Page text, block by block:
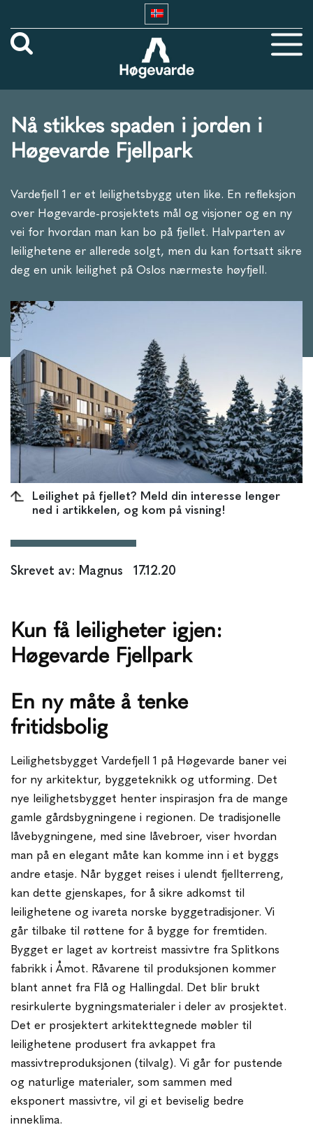
Nå stikkes spaden i jorden i
Høgevarde Fjellpark
Vardefjell 1 er et leilighetsbygg uten like. En refleksjon
over Høgevarde-prosjektets mål og visjoner og en ny
vei for hvordan man kan bo på fjellet. Halvparten av
leilighetene er allerede solgt, men du kan fortsatt sikre
deg en unik leilighet på Oslos nærmeste høyfjell.
Leilighet på fjellet? Meld din interesse lenger
ned i artikkelen, og kom på visning!
Skrevet av: Magnus 17.12.20
Kun få leiligheter igjen:
Høgevarde Fjellpark
En ny måte å tenke
fritidsbolig
Leilighetsbygget Vardefjell 1 på Høgevarde baner vei
for ny arkitektur, byggeteknikk og utforming. Det
nye leilighetsbygget henter inspirasjon fra de mange
gamle gårdsbygningene i regionen. De tradisjonelle
låvebygningene, med sine låvebroer, viser hvordan
man på en elegant måte kan komme inn i et byggs
andre etasje. Når bygget reises i ulendt fjellterreng,
kan dette gjenskapes, for å sikre adkomst til
leilighetene og ivareta norske byggetradisjoner. Vi
går tilbake til røttene for å bygge for fremtiden.
Bygget er laget av kortreist massivtre fra Splitkons
fabrikk i Åmot. Råvarene til produksjonen kommer
blant annet fra Flå og Hallingdal. Det blir brukt
resirkulerte bygningsmaterialer i deler av prosjektet.
Det er prosjektert arkitekttegnede møbler til
leilighetene produsert fra avkappet fra
massivtreproduksjonen (tilvalg). Vi går for pustende
og naturlige materialer, som sammen med
eksponert massivtre, vil gi et beviselig bedre
inneklima.